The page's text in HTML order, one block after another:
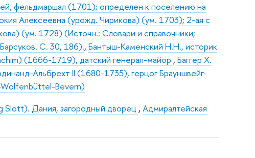
фельдмаршал (1701); определен к поселению на
Алексеевна (урожд. Чирикова) (ум. 1703); 2-ая с
(ум. 1728) (Источн.: Словари и справочники;
С. 30, 186).,Бантыш-Каменский Н.Н., историк
(1666-1719), датский генерал-майор ,Баггер Х.
Альбрехт II (1680-1735), герцог Брауншвейг-
Wolfenbüttel-Bevern)
Slott). Дания, загородный дворец ,Адмиралтейская